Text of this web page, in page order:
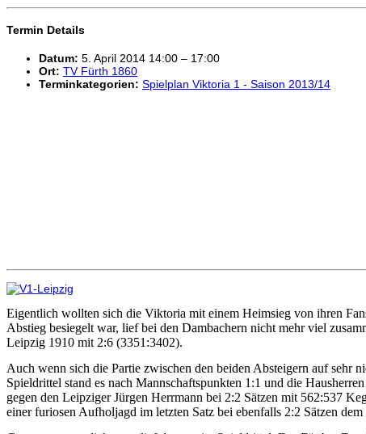
Termin Details
Datum: 5. April 2014 14:00 – 17:00
Ort: TV Fürth 1860
Terminkategorien: Spielplan Viktoria 1 - Saison 2013/14
Eigentlich wollten sich die Viktoria mit einem Heimsieg von ihren
Abstieg besiegelt war, lief bei den Dambachern nicht mehr viel
Leipzig 1910 mit 2:6 (3351:3402).
Auch wenn sich die Partie zwischen den beiden Absteigern auf sehr
Spieldrittel stand es nach Mannschaftspunkten 1:1 und die
gegen den Leipziger Jürgen Herrmann bei 2:2 Sätzen mit 562:537
einer furiosen Aufholjagd im letzten Satz bei ebenfalls 2:2 Sätzen